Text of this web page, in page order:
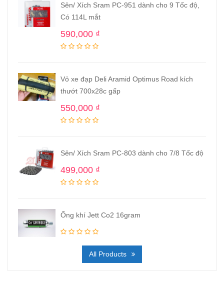
Sên/ Xích Sram PC-951 dành cho 9 Tốc độ,
Có 114L mắt
590,000 ₫
Vỏ xe đạp Deli Aramid Optimus Road kích
thướt 700x28c gấp
550,000 ₫
Sên/ Xích Sram PC-803 dành cho 7/8 Tốc độ
499,000 ₫
Ống khí Jett Co2 16gram
All Products